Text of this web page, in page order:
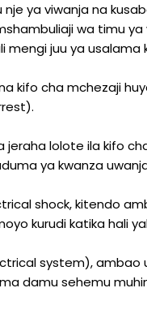
ya viwanja na
wa timu ya
juu ya usalama
kifo cha mchezaji
jeraha lolote ila kifo
ya kwanza
shock, kitendo
kurudi katika hali
system), ambao
damu sehemu